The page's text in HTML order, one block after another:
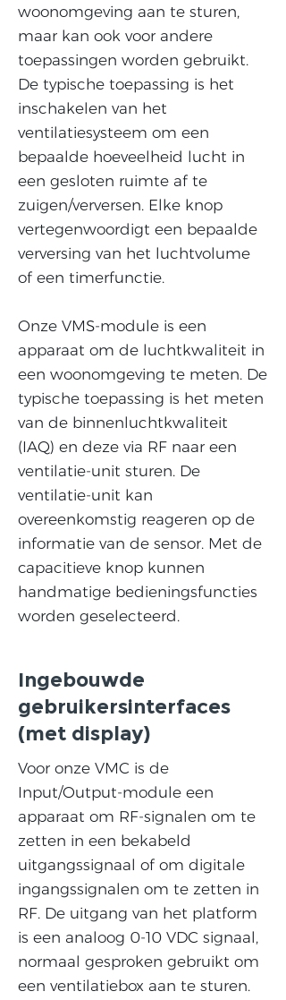
woonomgeving aan te sturen,
maar kan ook voor andere
toepassingen worden gebruikt.
De typische toepassing is het
inschakelen van het
ventilatiesysteem om een
bepaalde hoeveelheid lucht in
een gesloten ruimte af te
zuigen/verversen. Elke knop
vertegenwoordigt een bepaalde
verversing van het luchtvolume
of een timerfunctie. ​
Onze VMS-module is een
apparaat om de luchtkwaliteit in
een woonomgeving te meten. De
typische toepassing is het meten
van de binnenluchtkwaliteit
(IAQ) en deze via RF naar een
ventilatie-unit sturen. De
ventilatie-unit kan
overeenkomstig reageren op de
informatie van de sensor. Met de
capacitieve knop kunnen
handmatige bedieningsfuncties
worden geselecteerd.
Ingebouwde
gebruikersinterfaces
(met display)
Voor onze VMC is de
Input/Output-module een
apparaat om RF-signalen om te
zetten in een bekabeld
uitgangssignaal of om digitale
ingangssignalen om te zetten in
RF. De uitgang van het platform
is een analoog 0-10 VDC signaal,
normaal gesproken gebruikt om
een ventilatiebox aan te sturen.